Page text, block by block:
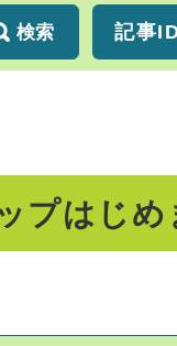
検索 記事
プはじめ